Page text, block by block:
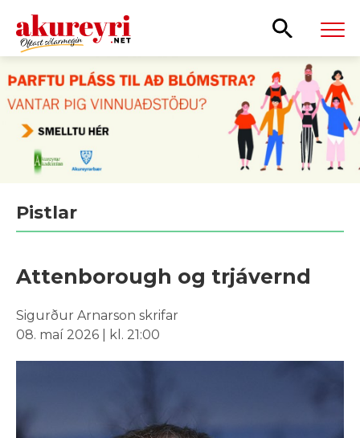
Leita
Pistlar
Attenborough og trjávernd
Sigurður Arnarson skrifar
08. maí 2026 | kl. 21:00